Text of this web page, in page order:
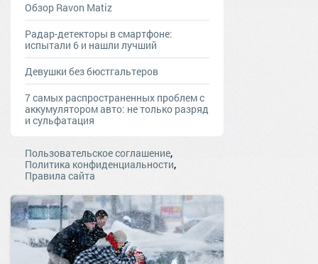
Обзор Ravon Matiz
Радар-детекторы в смартфоне:
испытали 6 и нашли лучший
Девушки без бюстгальтеров
7 самых распространенных проблем с
аккумулятором авто: не только разряд
и сульфатация
Пользовательское соглашение,
Политика конфиденциальности,
Правила сайта